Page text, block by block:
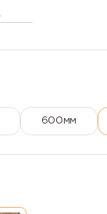
600мм